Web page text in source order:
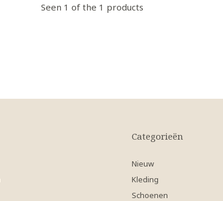
Seen 1 of the 1 products
Categorieën
Nieuw
Kleding
Schoenen